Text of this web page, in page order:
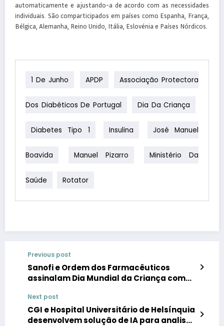
automaticamente e ajustando-a de acordo com as necessidades
individuais. São comparticipados em países como Espanha, França,
Bélgica, Alemanha, Reino Unido, Itália, Eslovénia e Países Nórdicos.
1 De Junho APDP Associação Protectora
Dos Diabéticos De Portugal Dia Da Criança
Diabetes Tipo 1 Insulina José Manuel
Boavida Manuel Pizarro Ministério Da
Saúde Rotator
Previous post
Sanofi e Ordem dos Farmacêuticos
assinalam Dia Mundial da Criança com
dar a conhecer a dermatite atópica
Next post
CGI e Hospital Universitário de Helsínquia
desenvolvem solução de IA para analisar